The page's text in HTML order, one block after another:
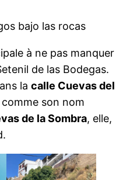
bajo las rocas
à ne pas manquer
de las Bodegas.
lacalle Cuevas del
son nom
de la Sombra, elle,